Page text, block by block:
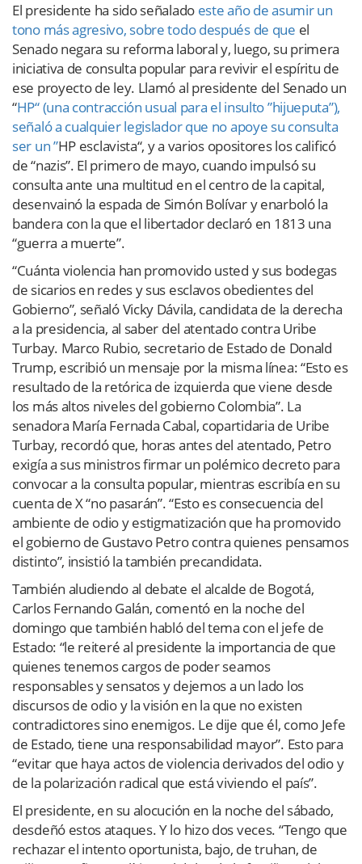
El presidente ha sido señalado este año de asumir un
tono más agresivo, sobre todo después de que el
Senado negara su reforma laboral y, luego, su primera
iniciativa de consulta popular para revivir el espíritu de
ese proyecto de ley. Llamó al presidente del Senado un
“HP“ (una contracción usual para el insulto ”hijueputa”),
señaló a cualquier legislador que no apoye su consulta
ser un ”HP esclavista“, y a varios opositores los calificó
de “nazis”. El primero de mayo, cuando impulsó su
consulta ante una multitud en el centro de la capital,
desenvainó la espada de Simón Bolívar y enarboló la
bandera con la que el libertador declaró en 1813 una
“guerra a muerte”.
“Cuánta violencia han promovido usted y sus bodegas
de sicarios en redes y sus esclavos obedientes del
Gobierno”, señaló Vicky Dávila, candidata de la derecha
a la presidencia, al saber del atentado contra Uribe
Turbay. Marco Rubio, secretario de Estado de Donald
Trump, escribió un mensaje por la misma línea: “Esto es
resultado de la retórica de izquierda que viene desde
los más altos niveles del gobierno Colombia”. La
senadora María Fernada Cabal, copartidaria de Uribe
Turbay, recordó que, horas antes del atentado, Petro
exigía a sus ministros firmar un polémico decreto para
convocar a la consulta popular, mientras escribía en su
cuenta de X “no pasarán”. “Esto es consecuencia del
ambiente de odio y estigmatización que ha promovido
el gobierno de Gustavo Petro contra quienes pensamos
distinto”, insistió la también precandidata.
También aludiendo al debate el alcalde de Bogotá,
Carlos Fernando Galán, comentó en la noche del
domingo que también habló del tema con el jefe de
Estado: “le reiteré al presidente la importancia de que
quienes tenemos cargos de poder seamos
responsables y sensatos y dejemos a un lado los
discursos de odio y la visión en la que no existen
contradictores sino enemigos. Le dije que él, como Jefe
de Estado, tiene una responsabilidad mayor”. Esto para
“evitar que haya actos de violencia derivados del odio y
de la polarización radical que está viviendo el país”.
El presidente, en su alocución en la noche del sábado,
desdeñó estos ataques. Y lo hizo dos veces. “Tengo que
rechazar el intento oportunista, bajo, de truhan, de